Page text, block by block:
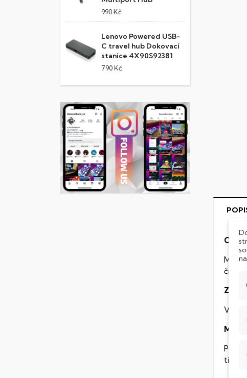
990 Kč
Lenovo Powered USB-
C travel hub Dokovací
stanice 4X90S92381
790 Kč
třeba